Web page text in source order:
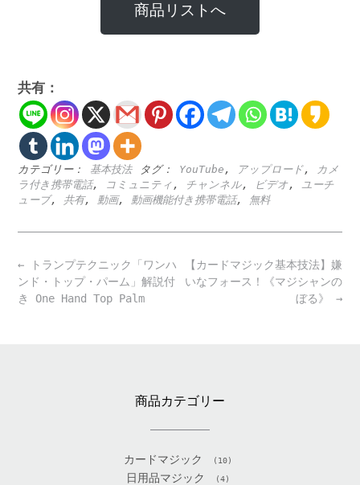
商品リストへ
共有：
カテゴリー： 基本技法 タグ： YouTube , アップロード,
カメ
ラ付き携帯電話, コミュニティ , チャンネル, ビデオ,
ユーチ
ューブ, 共有, 動画, 動画機能付き携帯電話, 無料
Post
navigation
【カードマジック基本技法】嫌
いなフォース！《マジシャンの
ぼる》 →
← トランプテクニック「ワンハ
ンド・トップ・パーム」解説付
き One Hand Top Palm
商品カテゴリー
カードマジック (10)
日用品マジック (4)